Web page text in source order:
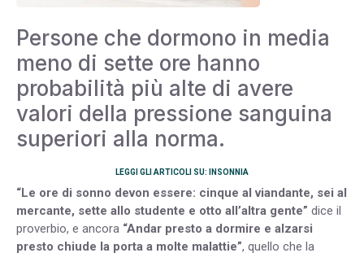
Persone che dormono in media
meno di sette ore hanno
probabilità più alte di avere
valori della pressione sanguina
superiori alla norma.
LEGGI GLI ARTICOLI SU: INSONNIA
“Le ore di sonno devon essere: cinque al viandante, sei al
mercante, sette allo studente e otto all’altra gente” dice il
proverbio, e ancora “Andar presto a dormire e alzarsi
presto chiude la porta a molte malattie”, quello che la